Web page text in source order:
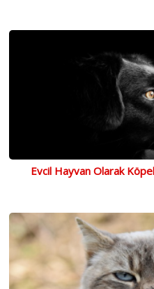
Evcil Hayvan Olarak